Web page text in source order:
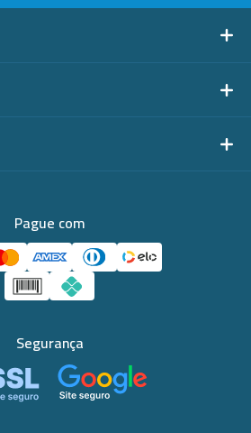
Pague com
Segurança